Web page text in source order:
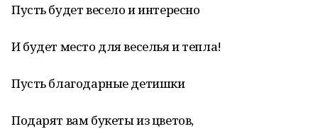
Пусть будет весело и интересно
И будет место для веселья и тепла!
Пусть благодарные детишки
Подарят вам букеты из цветов,